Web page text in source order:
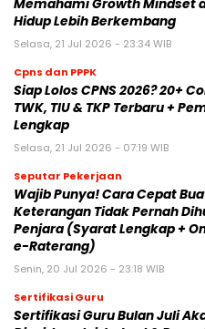
Memahami Growth Mindset
Hidup Lebih Berkembang
Selasa, 21 Jul 2026 - 23:34 WIB
Cpns dan PPPK
Siap Lolos CPNS 2026? 20+
TWK, TIU & TKP Terbaru +
Lengkap
Selasa, 21 Jul 2026 - 07:19 WIB
Seputar Pekerjaan
Wajib Punya! Cara Cepat
Keterangan Tidak Pernah
Penjara (Syarat Lengkap +
e-Raterang)
Senin, 20 Jul 2026 - 23:18 WIB
Sertifikasi Guru
Sertifikasi Guru Bulan Juli